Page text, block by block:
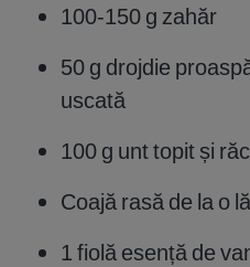
100-150 g zahăr
50 g drojdie
uscată
100 g unt topit și
Coajă rasă de la o
1 fiolă esență de